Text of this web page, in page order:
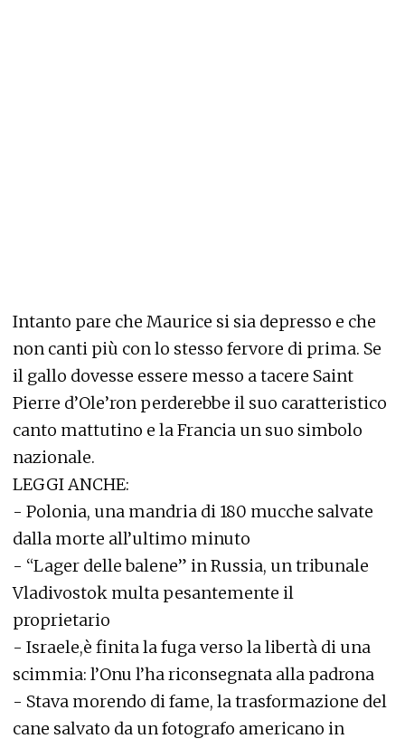
Intanto pare che Maurice si sia depresso e che
non canti più con lo stesso fervore di prima. Se
il gallo dovesse essere messo a tacere Saint
Pierre d’Ole’ron perderebbe il suo caratteristico
canto mattutino e la Francia un suo simbolo
nazionale.
LEGGI ANCHE:
- Polonia, una mandria di 180 mucche salvate
dalla morte all’ultimo minuto
- “Lager delle balene” in Russia, un tribunale
Vladivostok multa pesantemente il
proprietario
- Israele,è finita la fuga verso la libertà di una
scimmia: l’Onu l’ha riconsegnata alla padrona
- Stava morendo di fame, la trasformazione del
cane salvato da un fotografo americano in